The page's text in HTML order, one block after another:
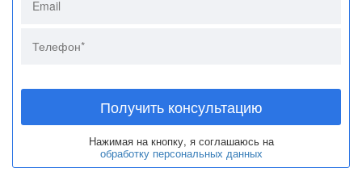
Получить консультацию
Нажимая на кнопку, я соглашаюсь на
обработку персональных данных